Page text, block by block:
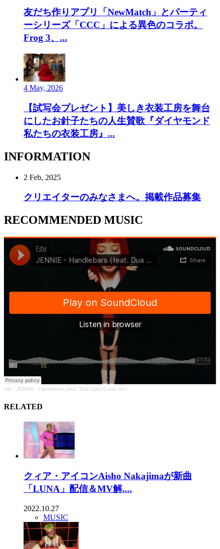
友だち作りアプリ「NewMatch」とパーティ
ーシリーズ「CCC」による異色のコラボ。
Frog 3、...
4 May, 2026
【試写会プレゼント】美しき衣装工房を舞台
にしたお針子たちの人生賛歌『ダイヤモンド
私たちの衣装工房』...
INFORMATION
2 Feb, 2025
クリエイターのみなさまへ。掲載作品募集
RECOMMENDED MUSIC
Fife · JENNIE - Handlebars (feat. Dua Lipa) (Loop ver.)
RELATED
クィア・アイコンAisho Nakajimaが新曲
「LUNA」配信＆MV解....
2022.10.27
MUSIC